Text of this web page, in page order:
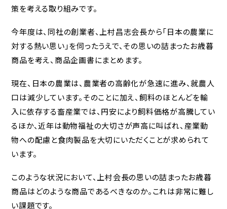
策を考える取り組みです。
今年度は、同社の創業者、上村昌志会長から「日本の農業に
対する熱い思い」を伺ったうえで、その思いの詰まったお歳暮
商品を考え、商品企画書にまとめます。
現在、日本の農業は、農業者の高齢化が急速に進み、就農人
口は減少しています。そのことに加え、飼料のほとんどを輸
入に依存する畜産業では、円安により飼料価格が高騰してい
るほか、近年は動物福祉の大切さが声高に叫ばれ、産業動
物への配慮と食肉製品を大切にいただくことが求められて
います。
このような状況において、上村会長の思いの詰まったお歳暮
商品はどのような商品であるべきなのか。これは非常に難し
い課題です。